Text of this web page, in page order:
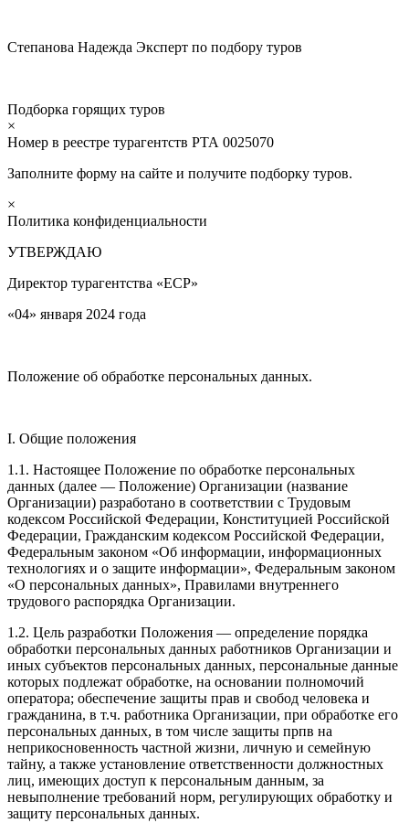
Степанова Надежда Эксперт по подбору туров
Подборка горящих туров
×
Номер в реестре турагентств РТА 0025070
Заполните форму на сайте и получите подборку туров.
×
Политика конфиденциальности
УТВЕРЖДАЮ
Директор турагентства «ЕСР»
«04» января 2024 года
Положение об обработке персональных данных.
I. Общие положения
1.1. Настоящее Положение по обработке персональных
данных (далее — Положение) Организации (название
Организации) разработано в соответствии с Трудовым
кодексом Российской Федерации, Конституцией Российской
Федерации, Гражданским кодексом Российской Федерации,
Федеральным законом «Об информации, информационных
технологиях и о защите информации», Федеральным законом
«О персональных данных», Правилами внутреннего
трудового распорядка Организации.
1.2. Цель разработки Положения — определение порядка
обработки персональных данных работников Организации и
иных субъектов персональных данных, персональные данные
которых подлежат обработке, на основании полномочий
оператора; обеспечение защиты прав и свобод человека и
гражданина, в т.ч. работника Организации, при обработке его
персональных данных, в том числе защиты прпв на
неприкосновенность частной жизни, личную и семейную
тайну, а также установление ответственности должностных
лиц, имеющих доступ к персональным данным, за
невыполнение требований норм, регулирующих обработку и
защиту персональных данных.